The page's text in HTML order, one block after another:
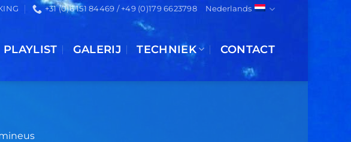
+31 (0)6 151 84469 / +49 (0)179 6623798 Nederlands
PLAYLIST GALERIJ TECHNIEK CONTACT